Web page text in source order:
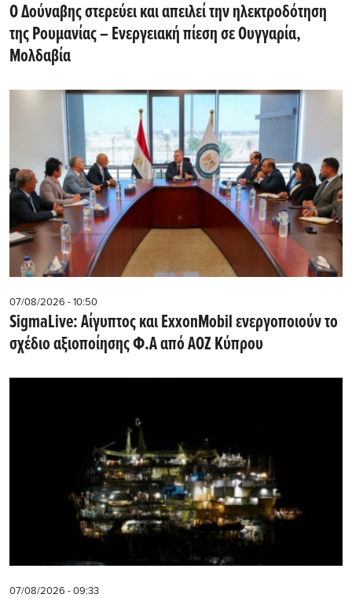
Ο Δούναβης στερεύει και απειλεί την ηλεκτροδότηση
της Ρουμανίας – Ενεργειακή πίεση σε Ουγγαρία,
Μολδαβία
07/08/2026 - 10:50
SigmaLive: Αίγυπτος και ExxonMobil ενεργοποιούν το
σχέδιο αξιοποίησης Φ.Α από ΑΟΖ Κύπρου
07/08/2026 - 09:33